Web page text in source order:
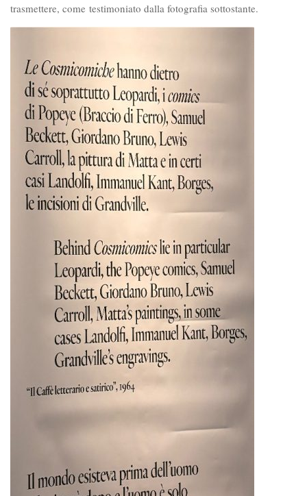
trasmettere, come testimoniato dalla fotografia sottostante.